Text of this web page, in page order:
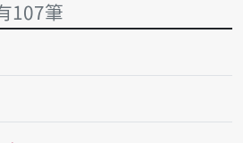
107筆